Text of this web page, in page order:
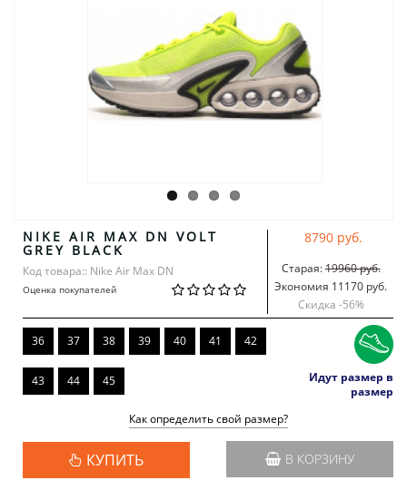
NIKE AIR MAX DN VOLT
GREY BLACK
Код товара:: Nike Air Max DN
Оценка покупателей
8790 руб.
Старая:19960 руб.
Экономия 11170 руб.
Скидка -56%
36 37 38 39 40 41 42
43 44 45
Идут размер в
размер
Как определить свой размер?
КУПИТЬ В КОРЗИНУ